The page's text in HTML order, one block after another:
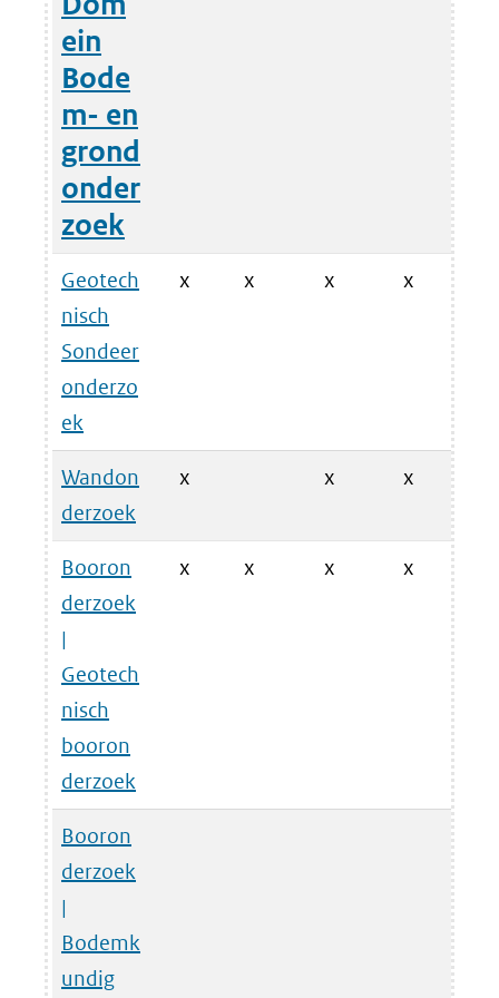
ein
Bode
m- en
grond
onder
zoek
Geotech
nisch
Sondeer
onderzo
ek
x x x x
Wandon
derzoek
x x x
Booron
derzoek
|
Geotech
nisch
booron
derzoek
x x x x
Booron
derzoek
|
Bodemk
undig